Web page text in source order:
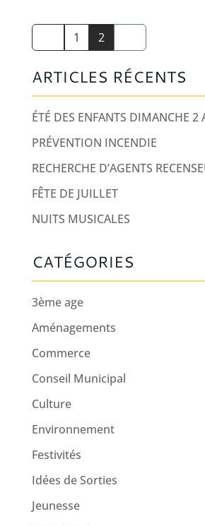
1 2
ARTICLES RÉCENTS
ÉTÉ DES ENFANTS DIMANCHE 2
PRÉVENTION INCENDIE
RECHERCHE D’AGENTS
FÊTE DE JUILLET
NUITS MUSICALES
CATÉGORIES
3ème age
Aménagements
Commerce
Conseil Municipal
Culture
Environnement
Festivités
Idées de Sorties
Jeunesse